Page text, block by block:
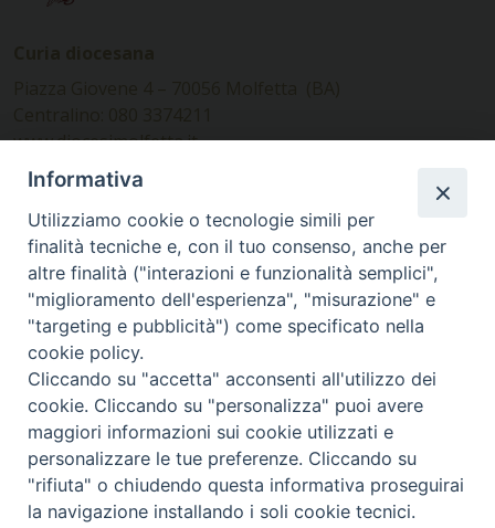
www.diocesimolfetta.it –
diocesimolfetta@pec.chiesacattolica.it
Ufficio Comunicazioni sociali
Piazza Giovene 4 – 70056 Molfetta (BA)
comunicazionisociali@diocesimolfetta.it
SEGUICI SU
Facebook
Instagram
X YouTube
Feed
Privacy Policy - trasparenza
Informativa
Utilizziamo cookie o tecnologie simili per
finalità tecniche e, con il tuo consenso, anche per
altre finalità ("interazioni e funzionalità semplici",
"miglioramento dell'esperienza", "misurazione" e
"targeting e pubblicità") come specificato nella
cookie policy.
Cliccando su "accetta" acconsenti all'utilizzo dei
cookie. Cliccando su "personalizza" puoi avere
maggiori informazioni sui cookie utilizzati e
personalizzare le tue preferenze. Cliccando su
"rifiuta" o chiudendo questa informativa proseguirai
la navigazione installando i soli cookie tecnici.